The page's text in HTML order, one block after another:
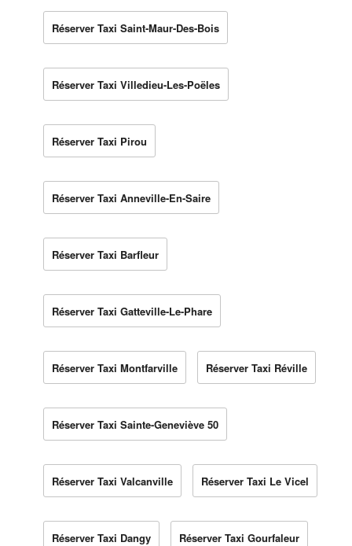
Réserver Taxi Saint-Maur-Des-Bois
Réserver Taxi Villedieu-Les-Poëles
Réserver Taxi Pirou
Réserver Taxi Anneville-En-Saire
Réserver Taxi Barfleur
Réserver Taxi Gatteville-Le-Phare
Réserver Taxi Montfarville Réserver Taxi Réville
Réserver Taxi Sainte-Geneviève 50
Réserver Taxi Valcanville Réserver Taxi Le Vicel
Réserver Taxi Dangy Réserver Taxi Gourfaleur